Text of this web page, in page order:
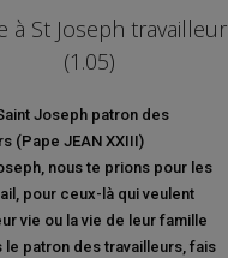
à St Joseph travailleur
(1.05)
Joseph patron des
(Pape JEAN XXIII)
nous te prions pour les
pour ceux-là qui veulent
vie ou la vie de leur famille
le patron des travailleurs, fais